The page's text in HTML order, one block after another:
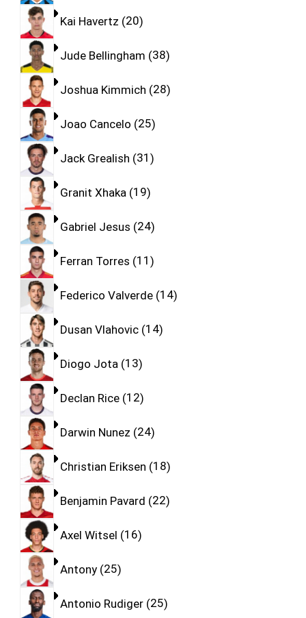
Kai Havertz 20
Jude Bellingham 38
Joshua Kimmich 28
Joao Cancelo 25
Jack Grealish 31
Granit Xhaka 19
Gabriel Jesus 24
Ferran Torres 11
Federico Valverde 14
Dusan Vlahovic 14
Diogo Jota 13
Declan Rice 12
Darwin Nunez 24
Christian Eriksen 18
Benjamin Pavard 22
Axel Witsel 16
Antony 25
Antonio Rudiger 25